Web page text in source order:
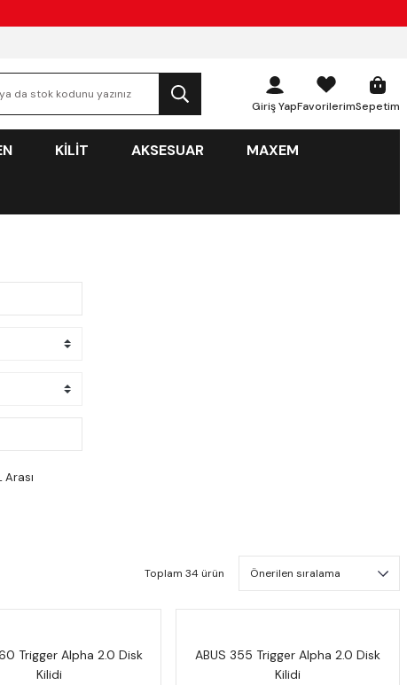
Giriş YapFavorilerimSepetim
KİLİT AKSESUAR MAXEM
Arası
Toplam 34 ürün
Trigger Alpha 2.0 Disk
Kilidi
ABUS 355 Trigger Alpha 2.0 Disk
Kilidi